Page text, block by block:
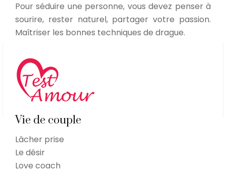
Pour séduire une personne, vous devez penser à
sourire, rester naturel, partager votre passion.
Maîtriser les bonnes techniques de drague.
Vie de couple
Lâcher prise
Le désir
Love coach